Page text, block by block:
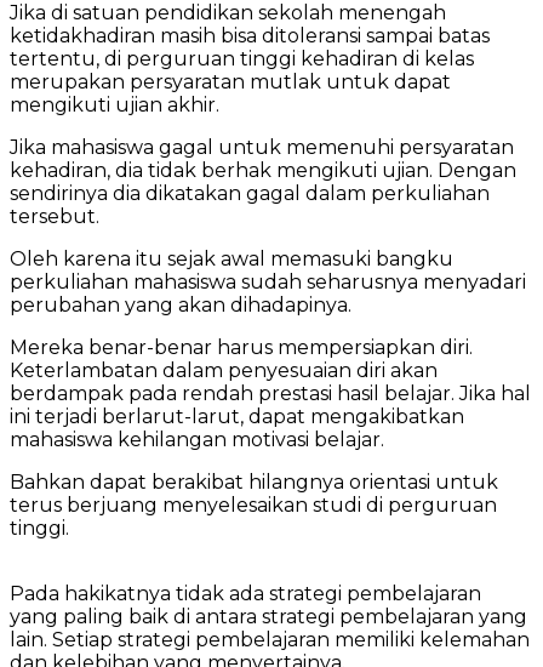
Jika di satuan pendidikan sekolah menengah
ketidakhadiran masih bisa ditoleransi sampai batas
tertentu, di perguruan tinggi kehadiran di kelas
merupakan persyaratan mutlak untuk dapat
mengikuti ujian akhir.
Jika mahasiswa gagal untuk memenuhi persyaratan
kehadiran, dia tidak berhak mengikuti ujian. Dengan
sendirinya dia dikatakan gagal dalam perkuliahan
tersebut.
Oleh karena itu sejak awal memasuki bangku
perkuliahan mahasiswa sudah seharusnya menyadari
perubahan yang akan dihadapinya.
Mereka benar-benar harus mempersiapkan diri.
Keterlambatan dalam penyesuaian diri akan
berdampak pada rendah prestasi hasil belajar. Jika hal
ini terjadi berlarut-larut, dapat mengakibatkan
mahasiswa kehilangan motivasi belajar.
Bahkan dapat berakibat hilangnya orientasi untuk
terus berjuang menyelesaikan studi di perguruan
tinggi.
Pada hakikatnya tidak ada strategi pembelajaran
yang paling baik di antara strategi pembelajaran yang
lain. Setiap strategi pembelajaran memiliki kelemahan